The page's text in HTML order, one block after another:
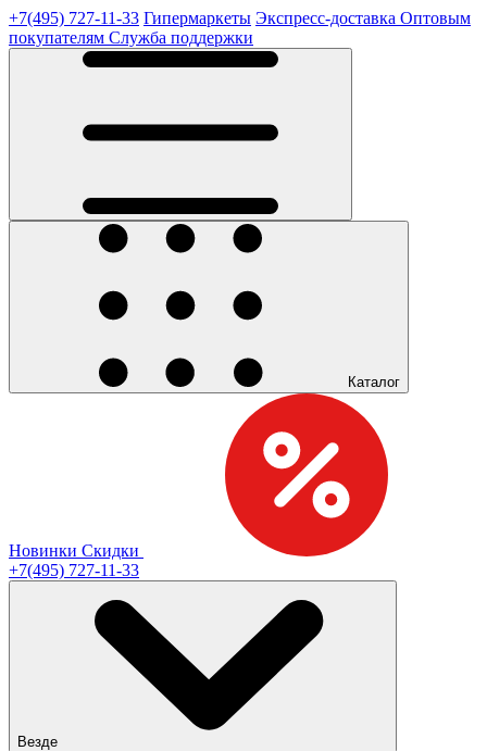
+7(495) 727-11-33 Гипермаркеты Экспресс-доставка Оптовым
покупателям Служба поддержки
Каталог
Новинки Скидки
+7(495) 727-11-33
Везде